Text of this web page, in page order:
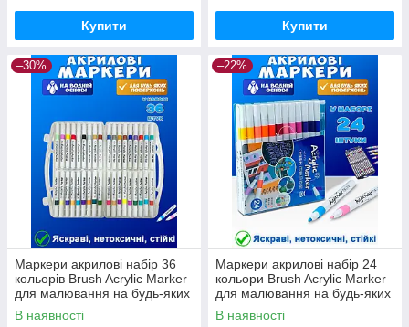
Купити Купити
–30%
Маркери акрилові набір 36
кольорів Brush Acrylic Marker
для малювання на будь-яких
поверхнях
В наявності
–22%
Маркери акрилові набір 24
кольори Brush Acrylic Marker
для малювання на будь-яких
поверхнях
В наявності